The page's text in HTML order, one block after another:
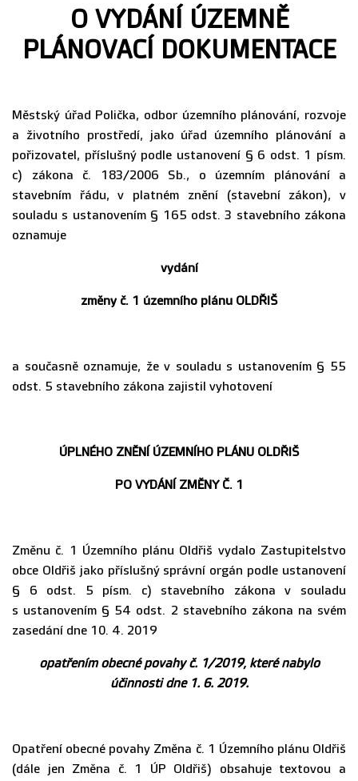
O VYDÁNÍ ÚZEMNĚ
PLÁNOVACÍ DOKUMENTACE
Městský úřad Polička, odbor územního plánování, rozvoje
a životního prostředí, jako úřad územního plánování a
pořizovatel, příslušný podle ustanovení § 6 odst. 1 písm.
c) zákona č. 183/2006 Sb., o územním plánování a
stavebním řádu, v platném znění (stavební zákon), v
souladu s ustanovením § 165 odst. 3 stavebního zákona
oznamuje
vydání
změny č. 1 územního plánu OLDŘIŠ
a současně oznamuje, že v souladu s ustanovením § 55
odst. 5 stavebního zákona zajistil vyhotovení
ÚPLNÉHO ZNĚNÍ ÚZEMNÍHO PLÁNU OLDŘIŠ
PO VYDÁNÍ ZMĚNY Č. 1
Změnu č. 1 Územního plánu Oldřiš vydalo Zastupitelstvo
obce Oldřiš jako příslušný správní orgán podle ustanovení
§ 6 odst. 5 písm. c) stavebního zákona v souladu
s ustanovením § 54 odst. 2 stavebního zákona na svém
zasedání dne 10. 4. 2019
opatřením obecné povahy č. 1/2019, které nabylo
účinnosti dne 1. 6. 2019.
Opatření obecné povahy Změna č. 1 Územního plánu Oldřiš
(dále jen Změna č. 1 ÚP Oldřiš) obsahuje textovou a